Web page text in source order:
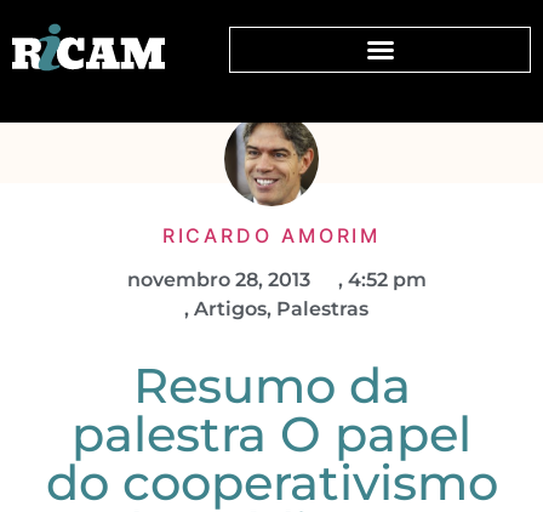
RICARDO AMORIM
novembro 28, 2013 , 4:52 pm
, Artigos, Palestras
Resumo da
palestra O papel
do cooperativismo